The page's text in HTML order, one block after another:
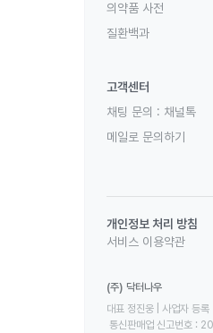
의약품 사전
질환백과
고객센터
채팅 문의 : 채널톡
메일로 문의하기
개인정보 처리 방침
서비스 이용약관
(주) 닥터나우
대표 정진웅 | 사업자
통신판매업 신고번호